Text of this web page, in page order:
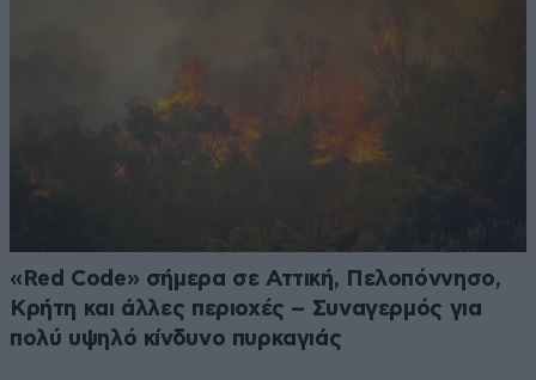
«Red Code» σήμερα σε Αττική, Πελοπόννησο,
Κρήτη και άλλες περιοχές – Συναγερμός για
πολύ υψηλό κίνδυνο πυρκαγιάς